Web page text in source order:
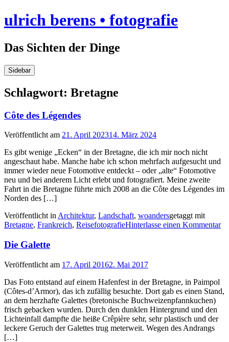
Skip
to
ulrich berens • fotografie
Das Sichten der Dinge
Sidebar
Schlagwort: Bretagne
Côte des Légendes
Veröffentlicht am 21. April 202314. März 2024
Es gibt wenige „Ecken“ in der Bretagne, die ich mir noch nicht
angeschaut habe. Manche habe ich schon mehrfach aufgesucht und
immer wieder neue Fotomotive entdeckt – oder „alte“ Fotomotive
neu und bei anderem Licht erlebt und fotografiert. Meine zweite
Fahrt in die Bretagne führte mich 2008 an die Côte des Légendes im
Norden des […]
Veröffentlicht in Architektur, Landschaft, woandersgetaggt mit
Bretagne, Frankreich, ReisefotografieHinterlasse einen Kommentar
Die Galette
Veröffentlicht am 17. April 20162. Mai 2017
Das Foto entstand auf einem Hafenfest in der Bretagne, in Paimpol
(Côtes-d’Armor), das ich zufällig besuchte. Dort gab es einen Stand,
an dem herzhafte Galettes (bretonische Buchweizenpfannkuchen)
frisch gebacken wurden. Durch den dunklen Hintergrund und den
Lichteinfall dampfte die heiße Crêpière sehr, sehr plastisch und der
leckere Geruch der Galettes trug meterweit. Wegen des Andrangs
[…]